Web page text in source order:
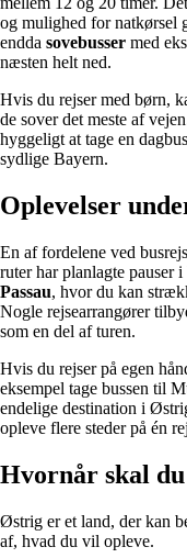
og mulighed for natkørsel
endda sovebusser med
næsten helt ned.
Hvis du rejser med børn,
de sover det meste af
hyggeligt at tage en
sydlige Bayern.
Oplevelser
En af fordelene ved
ruter har planlagte pauser
Passau, hvor du kan
Nogle rejsearrangører
som en del af turen.
Hvis du rejser på egen
eksempel tage bussen til
endelige destination i
opleve flere steder på én
Hvornår skal
Østrig er et land, der kan
af, hvad du vil opleve.